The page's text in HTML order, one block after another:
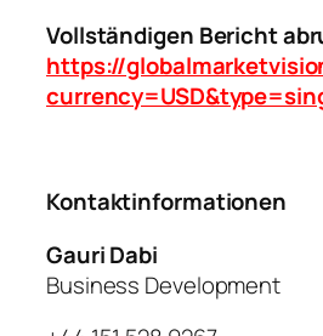
Vollständigen Bericht
https://
Kontaktinformationen
Gauri Dabi
Business Development